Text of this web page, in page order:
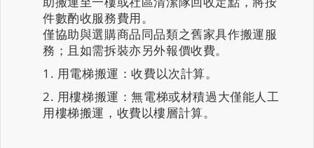
件數酌收服務費用。
僅協助與選購商品同品類之舊家具作搬運服
務；且如需拆裝亦另外報價收費。
用電梯搬運：收費以次計算。
用樓梯搬運：無電梯或材積過大僅能人工
用樓梯搬運，收費以樓層計算。